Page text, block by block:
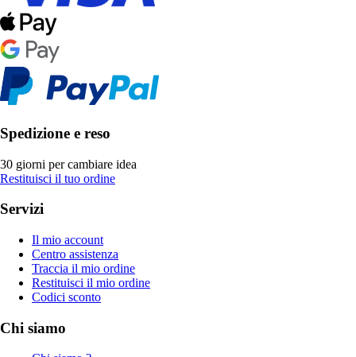
Spedizione e reso
30 giorni per cambiare idea
Restituisci il tuo ordine
Servizi
Il mio account
Centro assistenza
Traccia il mio ordine
Restituisci il mio ordine
Codici sconto
Chi siamo